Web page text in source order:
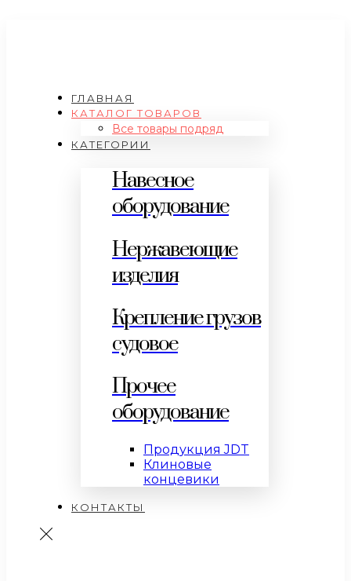
ГЛАВНАЯ
КАТАЛОГ ТОВАРОВ
Все товары подряд
КАТЕГОРИИ
Навесное
оборудование
Нержавеющие
изделия
Крепление грузов
судовое
Прочее
оборудование
Продукция JDT
Клиновые
концевики
КОНТАКТЫ